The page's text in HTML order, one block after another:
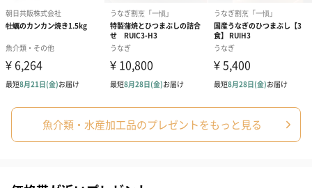
魚介類・水産加工品のプレゼントをもっと見る